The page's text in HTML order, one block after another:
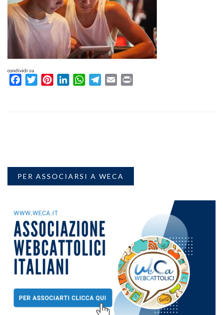
condividi su
FacebookTwitterPinterestLinkedInWhatsAppTelegram
Email
PER ASSOCIARSI A WECA